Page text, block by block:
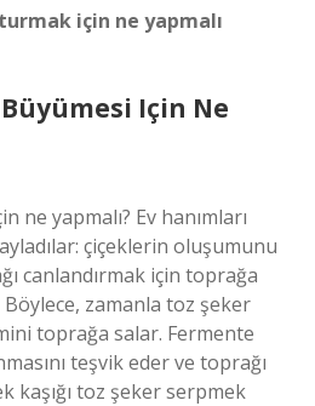
için ne yapmalı
Için Ne
ne yapmalı? Ev hanımları
çiçeklerin oluşumunu
canlandırmak için toprağa
zamanla toz şeker
toprağa salar. Fermente
teşvik eder ve toprağı
kaşığı toz şeker serpmek